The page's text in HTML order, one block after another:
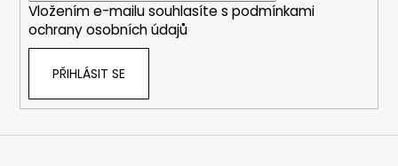
Vložením e-mailu souhlasíte s podmínkami
ochrany osobních údajů
PŘIHLÁSIT SE